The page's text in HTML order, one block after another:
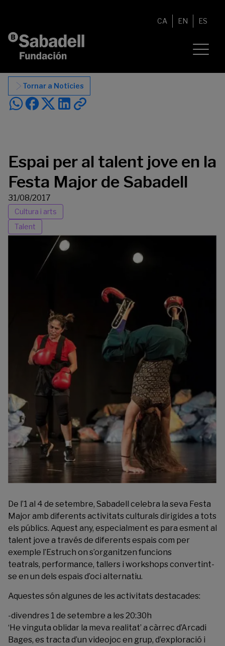
CA EN ES
Tornar a Notícies
Espai per al talent jove en la
Festa Major de Sabadell
31/08/2017
Cultura i arts
Talent
De l’1 al 4 de setembre, Sabadell celebra la seva Festa
Majoramb diferents activitats culturals dirigides a tots
els públics. Aquest any, especialment es para esment al
talent jove a través de diferents espais com per
exemple l’Estruch on s’organitzen funcions
teatrals, performance, tallers i workshops convertint-
se en un dels espais d’oci alternatiu.
Aquestes són algunes de les activitats destacades:
-divendres 1 de setembre a les 20:30h
‘He vinguta oblidar la meva realitat’ a càrrec d’Arcadi
Bages, es tracta d’un videojoc en grup, d’exploració i